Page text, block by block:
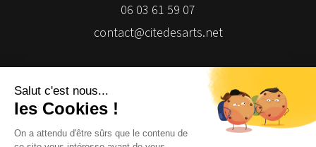
06 03 61 59 07
contact@citedesarts.net